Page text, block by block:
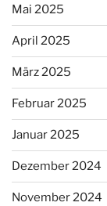
Mai 2025
April 2025
März 2025
Februar 2025
Januar 2025
Dezember 2024
November 2024